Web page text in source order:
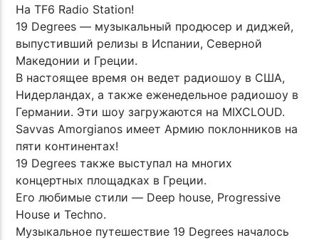
На TF6 Radio Station!
19 Degrees — музыкальный продюсер и диджей,
выпустивший релизы в Испании, Северной
Македонии и Греции.
В настоящее время он ведет радиошоу в США,
Нидерландах, а также еженедельное радиошоу в
Германии. Эти шоу загружаются на MIXCLOUD.
Savvas Amorgianos имеет Армию поклонников на
пяти континентах!
19 Degrees также выступал на многих
концертных площадках в Греции.
Его любимые стили — Deep house, Progressive
House и Techno.
Музыкальное путешествие 19 Degrees началось